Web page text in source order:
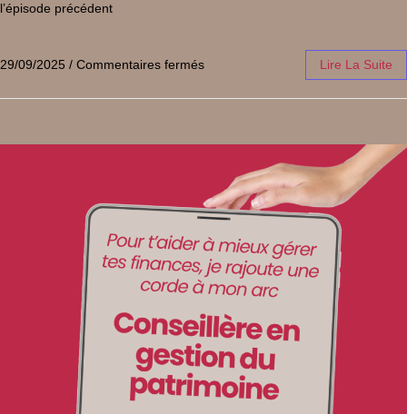
l’épisode précédent
29/09/2025 / Commentaires fermés Lire La Suite